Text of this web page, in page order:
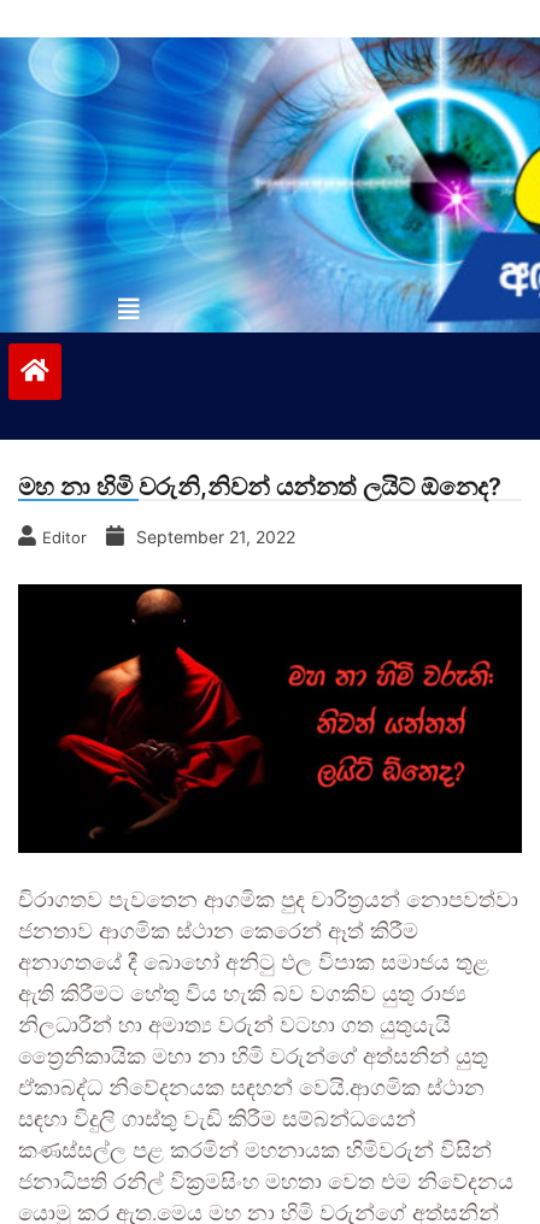
to
contentvinivida.lk
මහ නා හිමි වරුනි,නිවන් යන්නත් ලයිට් ඕනෙද?
Editor September 21, 2022
චිරාගතව පැවතෙන ආගමික පුද චාරිත්‍රයන් නොපවත්වා
ජනතාව ආගමික ස්ථාන කෙරෙන් ඈත් කිරීම
අනාගතයේ දී බොහෝ අනිටු ඵල විපාක සමාජය තුළ
ඇති කිරීමට හේතු විය හැකි බව වගකිව යුතු රාජ්‍ය
නිලධාරීන් හා අමාත්‍ය වරුන් වටහා ගත යුතුයැයි
ත්‍රෛනිකායික මහා නා හිමි වරුන්ගේ අත්සනින් යුතු
ඒකාබද්ධ නිවේදනයක සඳහන් වෙයි.ආගමික ස්ථාන
සඳහා විදුලි ගාස්තු වැඩි කිරීම සම්බන්ධයෙන්
කණස්සල්ල පළ කරමින් මහනායක හිමිවරුන් විසින්
ජනාධිපති රනිල් වික්‍රමසිංහ මහතා වෙත එම නිවේදනය
යොමු කර ඇත.මෙය මහ නා හිමි වරුන්ගේ අත්සනින්